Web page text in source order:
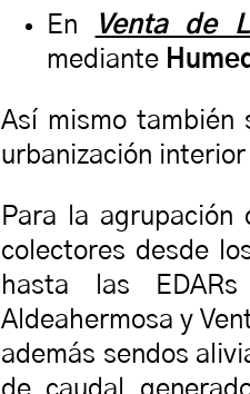
En
Venta de
mediante
Así mismo también
urbanización interior
Para la
colectores desde
hasta las
Aldeahermosa y
además sendos